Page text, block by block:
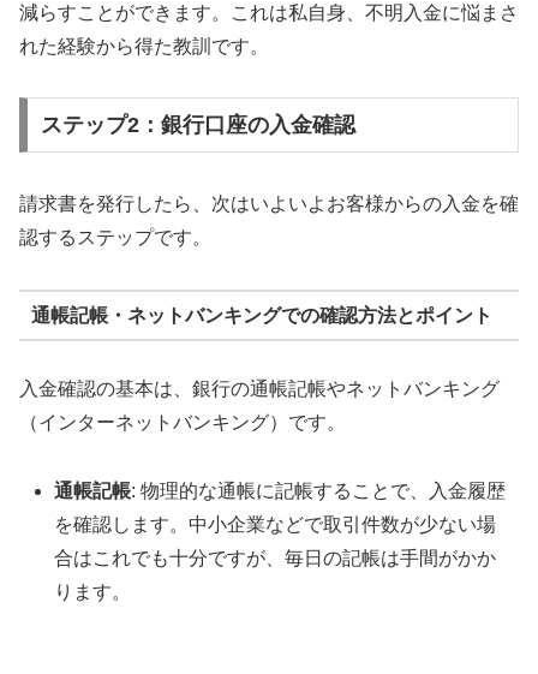
減らすことができます。これは私自身、不明入金に悩まさ
れた経験から得た教訓です。
ステップ2：銀行口座の入金確認
請求書を発行したら、次はいよいよお客様からの入金を確
認するステップです。
通帳記帳・ネットバンキングでの確認方法とポイント
入金確認の基本は、銀行の通帳記帳やネットバンキング
（インターネットバンキング）です。
通帳記帳: 物理的な通帳に記帳することで、入金履歴
を確認します。中小企業などで取引件数が少ない場
合はこれでも十分ですが、毎日の記帳は手間がかか
ります。